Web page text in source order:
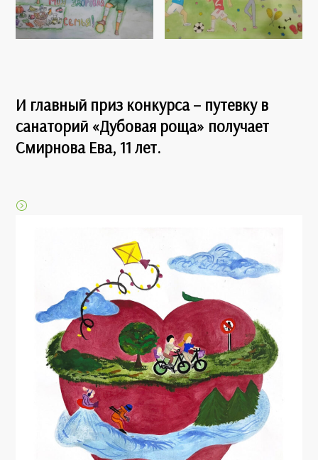
И главный приз конкурса – путевку в
санаторий «Дубовая роща» получает
Смирнова Ева, 11 лет.